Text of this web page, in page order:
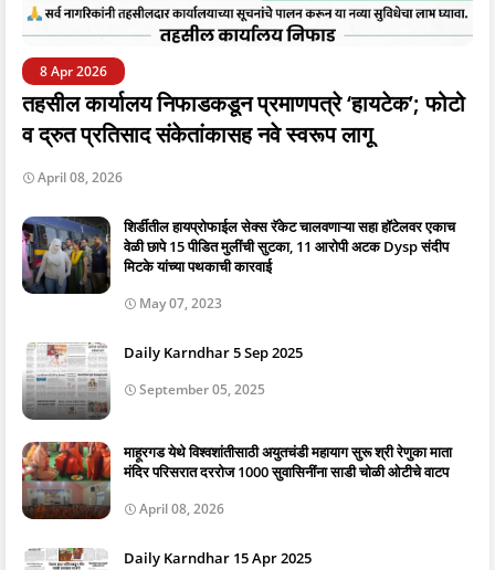
8 Apr 2026
तहसील कार्यालय निफाडकडून प्रमाणपत्रे ‘हायटेक’; फोटो
व द्रुत प्रतिसाद संकेतांकासह नवे स्वरूप लागू
April 08, 2026
शिर्डीतील हायप्रोफाईल सेक्स रॅकेट चालवणाऱ्या सहा हॉटेलवर एकाच
वेळी छापे 15 पीडित मुलींची सुटका, 11 आरोपी अटक Dysp संदीप
मिटके यांच्या पथकाची कारवाई
May 07, 2023
Daily Karndhar 5 Sep 2025
September 05, 2025
माहूरगड येथे विश्वशांतीसाठी अयुतचंडी महायाग सुरू श्री रेणुका माता
मंदिर परिसरात दररोज 1000 सुवासिनींना साडी चोळी ओटीचे वाटप
April 08, 2026
Daily Karndhar 15 Apr 2025